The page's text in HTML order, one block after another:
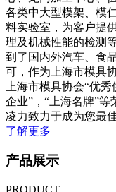
各类中大型模架、模
料实验室，为客户提
理及机械性能的检测
到了国内外汽车、食
可，作为上海市模具
上海市模具协会“优
企业”，“上海名牌”等
凌力致力于成为您最
了解更多
产品展示
PRODUCT